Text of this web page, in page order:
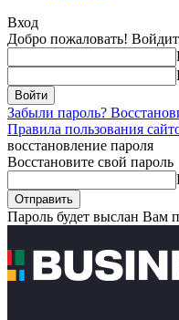
Вход
Добро пожаловать!
Забыли пароль?
Правила пользования
восстановление пароля
Восстановите свой пароль
Пароль будет выслан Вам